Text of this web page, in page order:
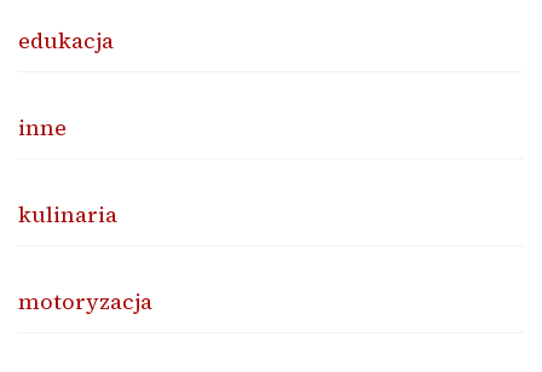
edukacja
inne
kulinaria
motoryzacja